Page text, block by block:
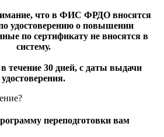
что в ФИС ФРДО вносятся
удостоверению о повышении
по сертификату не вносятся в
систему.
течение 30 дней, с даты выдачи
удостоверения.
переподготовки вам